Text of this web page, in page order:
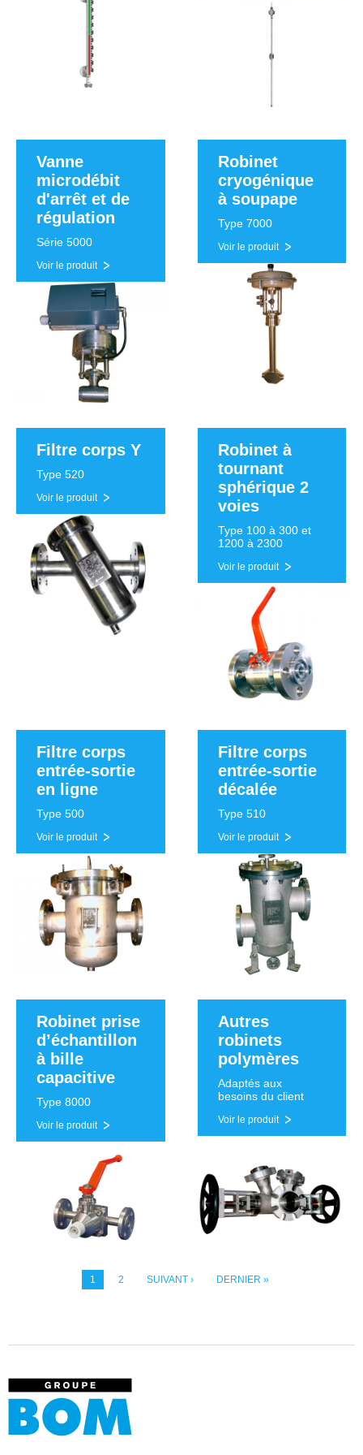
Vanne
microdébit
d'arrêt et de
régulation
Série 5000
Voir le produit
Robinet
cryogénique
à soupape
Type 7000
Voir le produit
Filtre corps Y
Type 520
Voir le produit
Robinet à
tournant
sphérique 2
voies
Type 100 à 300 et
1200 à 2300
Voir le produit
Filtre corps
entrée-sortie
en ligne
Type 500
Voir le produit
Filtre corps
entrée-sortie
décalée
Type 510
Voir le produit
Robinet prise
d’échantillon
à bille
capacitive
Type 8000
Voir le produit
Autres
robinets
polymères
Adaptés aux
besoins du client
Voir le produit
1 2 SUIVANT › DERNIER »